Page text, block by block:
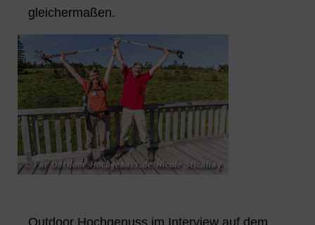
gleichermaßen.
Outdoor Hochgenuss im Interview auf dem